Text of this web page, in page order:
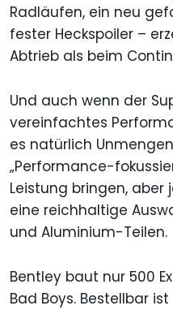
Radläufen, ein neu
fester Heckspoiler –
Abtrieb als beim
Und auch wenn der
vereinfachtes
es natürlich
„Performance-
Leistung bringen, aber
eine reichhaltige
und Aluminium-Teilen.
Bentley baut nur 500
Bad Boys. Bestellbar